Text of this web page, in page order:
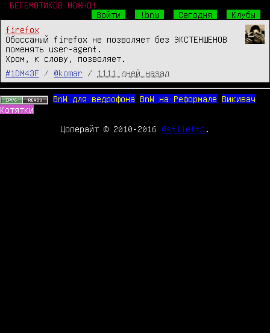
БЕГЕМОТИКОВ МОЖНО!
Войти
!bnw Сегодня
Клубы
firefox
Обоссаный firefox не позволяет без ЭКСТЕНШЕНОВ
поменять user-agent.
Хром, к слову, позволяет.
#1DM43F
/ @komar / 1111 дней назад
BnW для ведрофона BnW на Реформале
Викивач
Котятки
Цоперайт © 2010-2016 @stiletto